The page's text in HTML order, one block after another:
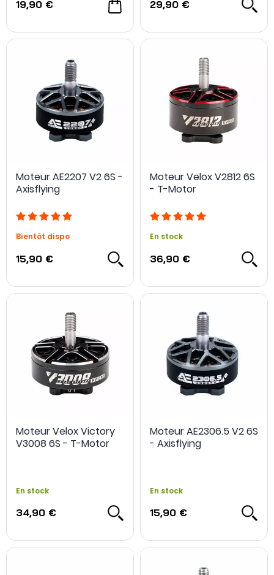
19,90 € 29,90 €
Moteur AE2207 V2 6S -
Axisflying
Bientôt dispo
15,90 €
Moteur Velox V2812 6S
- T-Motor
En stock
36,90 €
Moteur Velox Victory
V3008 6S - T-Motor
En stock
34,90 €
Moteur AE2306.5 V2 6S
- Axisflying
En stock
15,90 €